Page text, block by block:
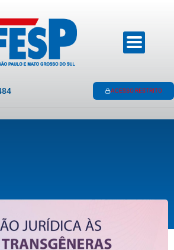
ACESSO RESTRITO